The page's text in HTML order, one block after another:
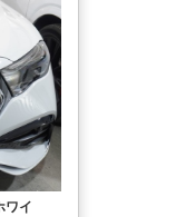
ワイ